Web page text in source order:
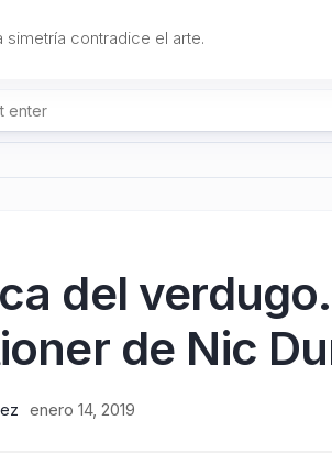
simetría contradice el arte.
del
de Nic
enero 14, 2019